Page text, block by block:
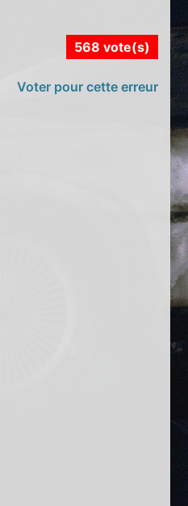
568 vote(s)
Voter pour cette erreur